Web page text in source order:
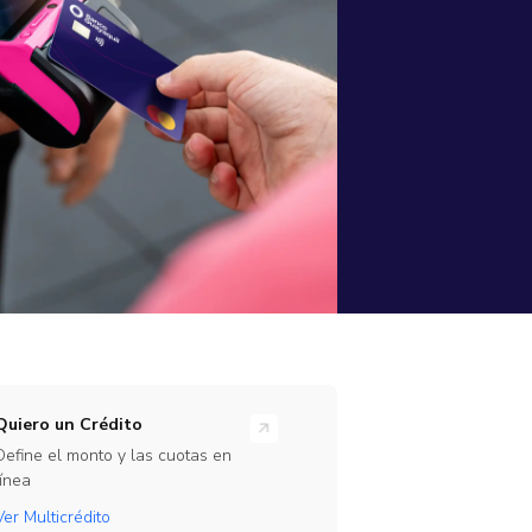
en línea para tu empresa
Beta
de nuestro programa de Beta Testers
un Crédito
el monto y las cuotas en
Multicrédito